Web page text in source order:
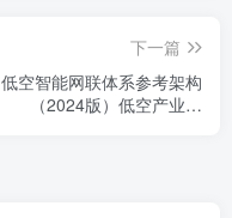
下一篇
低空智能网联体系参考架构
（2024版）低空产业联